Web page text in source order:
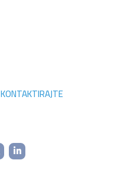
KONTAKTIRAJTE